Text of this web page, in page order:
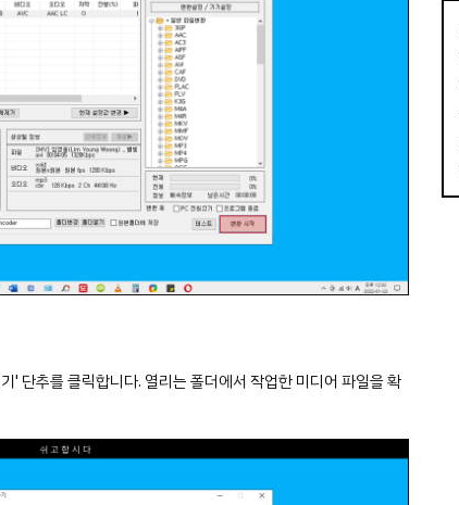
' 단추를 클릭합니다. 열리는 폴더에서 작업한 미디어 파일을 확